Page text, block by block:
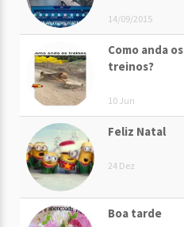
14/09/2015
Como anda os
treinos?
10 Jun
Feliz Natal
24 Dez
Boa tarde